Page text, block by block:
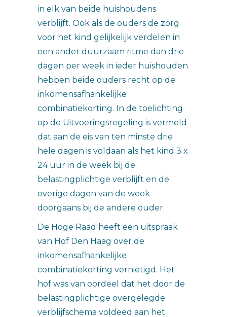
in elk van beide huishoudens
verblijft. Ook als de ouders de zorg
voor het kind gelijkelijk verdelen in
een ander duurzaam ritme dan drie
dagen per week in ieder huishouden
hebben beide ouders recht op de
inkomensafhankelijke
combinatiekorting. In de toelichting
op de Uitvoeringsregeling is vermeld
dat aan de eis van ten minste drie
hele dagen is voldaan als het kind 3 x
24 uur in de week bij de
belastingplichtige verblijft en de
overige dagen van de week
doorgaans bij de andere ouder.
De Hoge Raad heeft een uitspraak
van Hof Den Haag over de
inkomensafhankelijke
combinatiekorting vernietigd. Het
hof was van oordeel dat het door de
belastingplichtige overgelegde
verblijfschema voldeed aan het